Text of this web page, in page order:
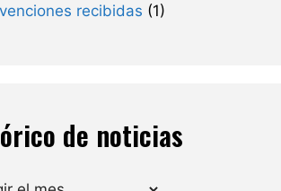
recibidas (1)
de noticias